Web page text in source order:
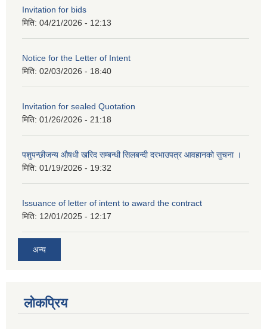
Invitation for bids
मिति: 04/21/2026 - 12:13
Notice for the Letter of Intent
मिति: 02/03/2026 - 18:40
Invitation for sealed Quotation
मिति: 01/26/2026 - 21:18
पशुपन्छीजन्य औषधी खरिद सम्बन्धी सिलबन्दी दरभाउपत्र आवहानको सुचना ।
मिति: 01/19/2026 - 19:32
Issuance of letter of intent to award the contract
मिति: 12/01/2025 - 12:17
अन्य
लोकप्रिय